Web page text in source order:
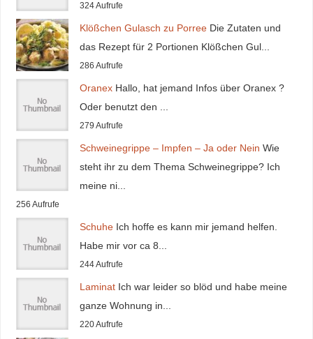
324 Aufrufe
Klößchen Gulasch zu Porree Die Zutaten und
das Rezept für 2 Portionen Klößchen Gul...
286 Aufrufe
Oranex Hallo, hat jemand Infos über Oranex ?
Oder benutzt den ...
279 Aufrufe
Schweinegrippe – Impfen – Ja oder Nein Wie
steht ihr zu dem Thema Schweinegrippe? Ich
meine ni...
256 Aufrufe
Schuhe Ich hoffe es kann mir jemand helfen.
Habe mir vor ca 8...
244 Aufrufe
Laminat Ich war leider so blöd und habe meine
ganze Wohnung in...
220 Aufrufe